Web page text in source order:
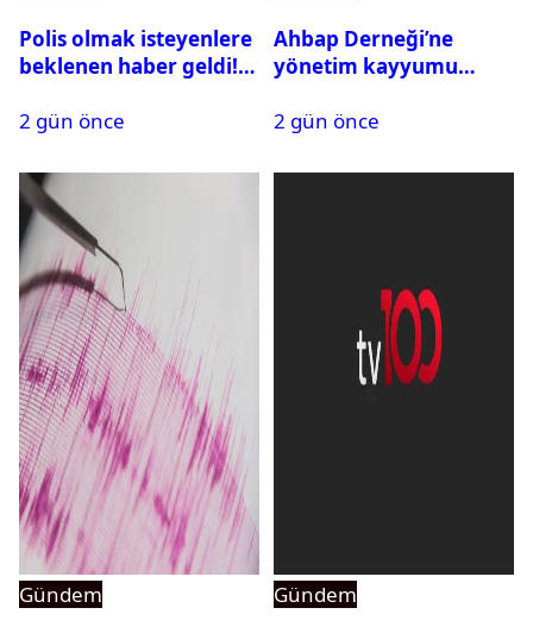
Polis olmak isteyenlere
beklenen haber geldi!
2 gün önce
Ahbap Derneği’ne
yönetim kayyumu
açıldı
2 gün önce
Gündem
Gündem